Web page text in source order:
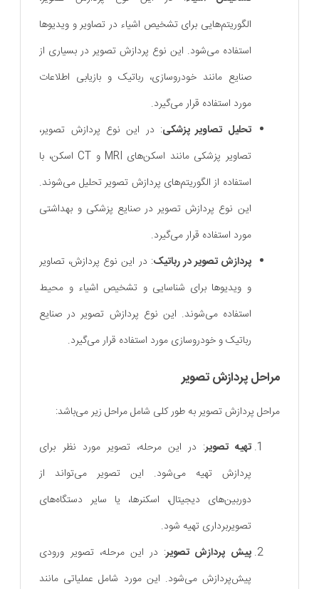
الگوریتم‌هایی برای تشخیص اشیاء در تصاویر و ویدیوها
استفاده می‌شود. این نوع پردازش تصویر در بسیاری از
صنایع مانند خودروسازی، رباتیک و بازیابی اطلاعات
مورد استفاده قرار می‌گیرد.
تحلیل تصاویر پزشکی: در این نوع پردازش تصویر،
تصاویر پزشکی مانند اسکن‌های MRI و CT اسکن، با
استفاده از الگوریتم‌های پردازش تصویر تحلیل می‌شوند.
این نوع پردازش تصویر در صنایع پزشکی و بهداشتی
مورد استفاده قرار می‌گیرد.
پردازش تصویر در رباتیک: در این نوع پردازش، تصاویر
و ویدیوها برای شناسایی و تشخیص اشیاء و محیط
استفاده می‌شوند. این نوع پردازش تصویر در صنایع
رباتیک و خودروسازی مورد استفاده قرار می‌گیرد.
مراحل پردازش تصویر
مراحل پردازش تصویر به طور کلی شامل مراحل زیر می‌باشد:
تهیه تصویر: در این مرحله، تصویر مورد نظر برای
پردازش تهیه می‌شود. این تصویر می‌تواند از
دوربین‌های دیجیتال، اسکنرها، یا سایر دستگاه‌های
تصویربرداری تهیه شود.
پیش‌ پردازش تصویر: در این مرحله، تصویر ورودی
پیش‌پردازش می‌شود. این مورد شامل عملیاتی مانند